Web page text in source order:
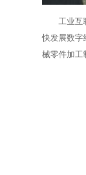
工业互
快发展数字
械零件加工